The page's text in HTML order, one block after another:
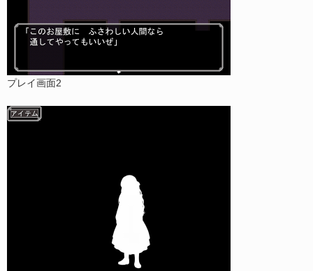
プレイ画面2